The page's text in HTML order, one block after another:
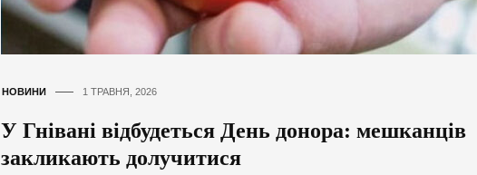
НОВИНИ 1 ТРАВНЯ, 2026
У Гнівані відбудеться День донора: мешканців
закликають долучитися